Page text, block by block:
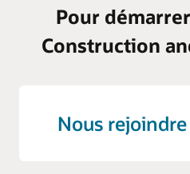
Pour
Construction
Nous